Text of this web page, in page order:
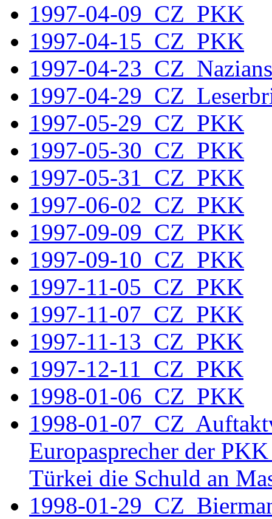
1997-04-09_CZ_PKK
1997-04-15_CZ_PKK
1997-04-
1997-04-
1997-05-29_CZ_PKK
1997-05-30_CZ_PKK
1997-05-31_CZ_PKK
1997-06-02_CZ_PKK
1997-09-09_CZ_PKK
1997-09-10_CZ_PKK
1997-11-05_CZ_PKK
1997-11-07_CZ_PKK
1997-11-13_CZ_PKK
1997-12-11_CZ_PKK
1998-01-06_CZ_PKK
1998-01-07 CZ
Europasprecher der
Türkei die Schuld an
1998-01-